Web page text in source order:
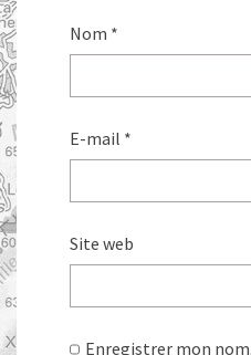
Nom *
E-mail *
Site web
Enregistrer mon